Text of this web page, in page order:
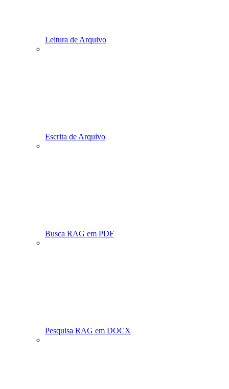
Leitura de Arquivo
Escrita de Arquivo
Busca RAG em PDF
Pesquisa RAG em DOCX